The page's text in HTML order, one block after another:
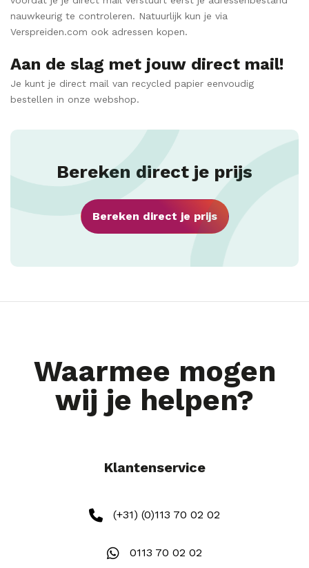
nauwkeurig te controleren. Natuurlijk kun je via
Verspreiden.com ook adressen kopen.
Aan de slag met jouw direct mail!
Je kunt je direct mail van recycled papier eenvoudig
bestellen in onze webshop.
Bereken direct je prijs
Bereken direct je prijs
Waarmee mogen
wij je helpen?
Klantenservice
(+31) (0)113 70 02 02
0113 70 02 02